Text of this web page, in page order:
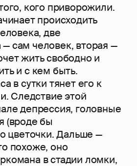
кого приворожили.
происходить
две
сам человек, вторая —
жить свободно и
и с кем быть.
в сутки тянет его к
Следствие этой
депрессия, головные
(вроде бы
цветочки. Дальше —
похоже, оно
в стадии ломки,